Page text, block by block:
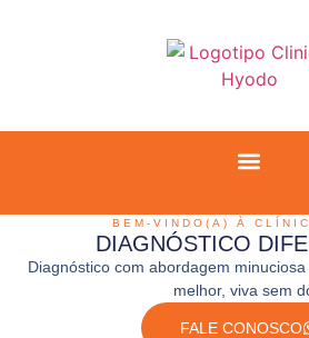
BEM-VINDO(A) À
DIAGNÓSTICO
Diagnóstico com abordagem
melhor, viva sem
FALE CONOSCO